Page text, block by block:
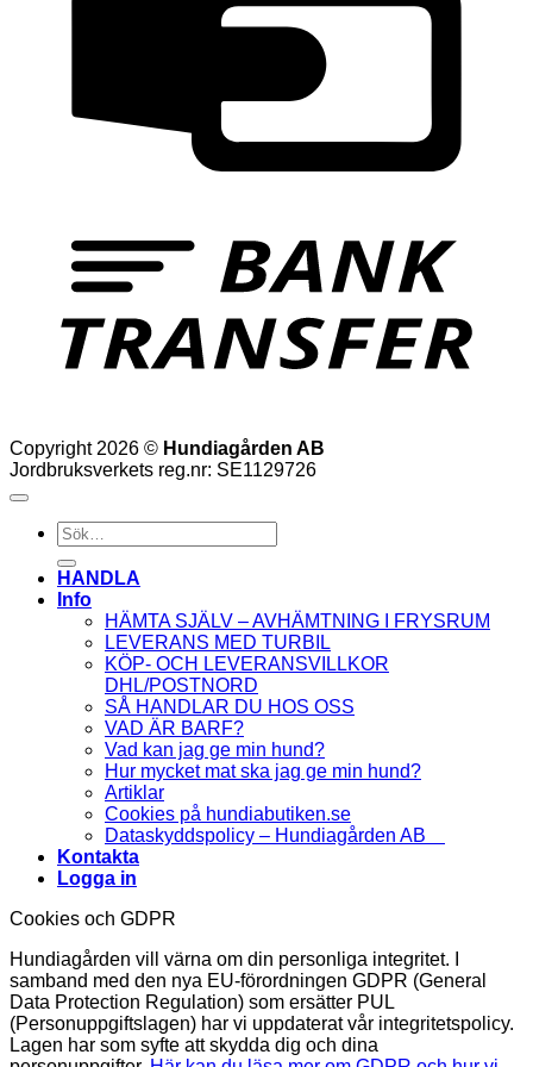
Copyright 2026 © Hundiagården AB
Jordbruksverkets reg.nr: SE1129726
Sök
efter:
HANDLA
Info
HÄMTA SJÄLV – AVHÄMTNING I FRYSRUM
LEVERANS MED TURBIL
KÖP- OCH LEVERANSVILLKOR
DHL/POSTNORD
SÅ HANDLAR DU HOS OSS
VAD ÄR BARF?
Vad kan jag ge min hund?
Hur mycket mat ska jag ge min hund?
Artiklar
Cookies på hundiabutiken.se
Dataskyddspolicy – Hundiagården AB
Kontakta
Logga in
Cookies och GDPR
Hundiagården vill värna om din personliga integritet. I
samband med den nya EU-förordningen GDPR (General
Data Protection Regulation) som ersätter PUL
(Personuppgiftslagen) har vi uppdaterat vår integritetspolicy.
Lagen har som syfte att skydda dig och dina